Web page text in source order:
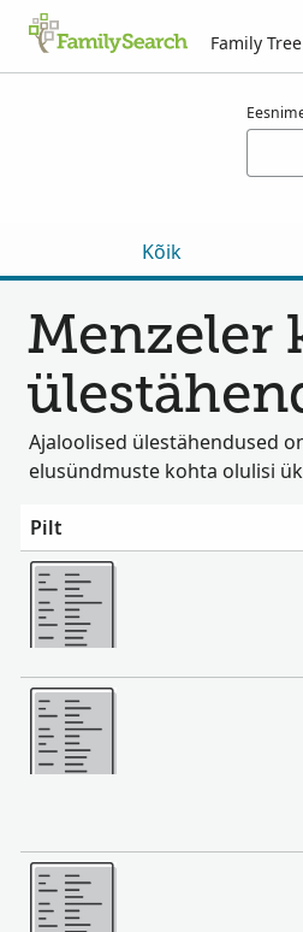
Family Tree
Kõik
Menzeler
Ajaloolised ülestähendused
elusündmuste kohta olulisi
Pilt
Rohkem
Rohkem
Rohkem